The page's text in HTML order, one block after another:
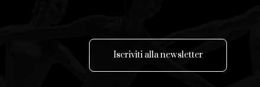
Iscriviti allanewsletter